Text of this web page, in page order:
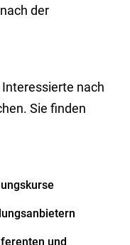
der
nach
Sie finden
und